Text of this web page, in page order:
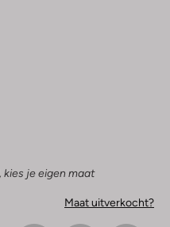
kies je eigen maat
Maat uitverkocht?